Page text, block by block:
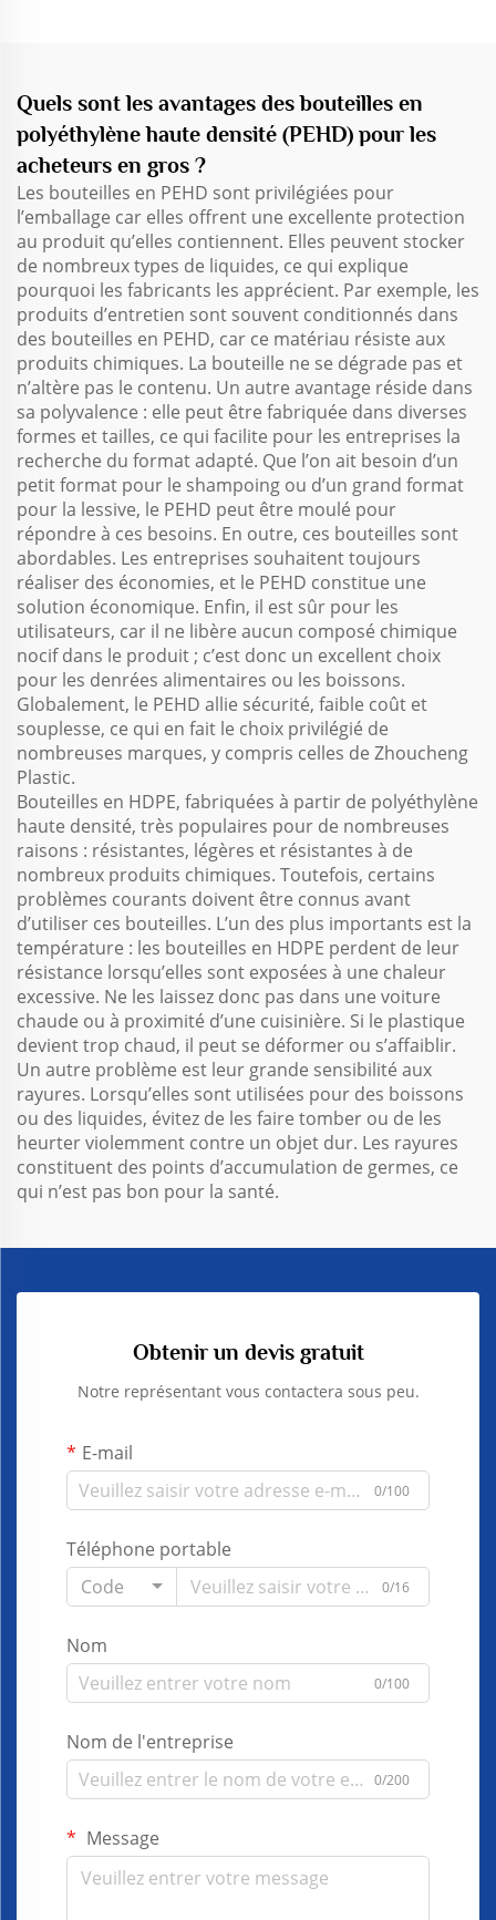
Quels sont les avantages des bouteilles en
polyéthylène haute densité (PEHD) pour les
acheteurs en gros ?
Les bouteilles en PEHD sont privilégiées pour
l’emballage car elles offrent une excellente protection
au produit qu’elles contiennent. Elles peuvent stocker
de nombreux types de liquides, ce qui explique
pourquoi les fabricants les apprécient. Par exemple, les
produits d’entretien sont souvent conditionnés dans
des bouteilles en PEHD, car ce matériau résiste aux
produits chimiques. La bouteille ne se dégrade pas et
n’altère pas le contenu. Un autre avantage réside dans
sa polyvalence : elle peut être fabriquée dans diverses
formes et tailles, ce qui facilite pour les entreprises la
recherche du format adapté. Que l’on ait besoin d’un
petit format pour le shampoing ou d’un grand format
pour la lessive, le PEHD peut être moulé pour
répondre à ces besoins. En outre, ces bouteilles sont
abordables. Les entreprises souhaitent toujours
réaliser des économies, et le PEHD constitue une
solution économique. Enfin, il est sûr pour les
utilisateurs, car il ne libère aucun composé chimique
nocif dans le produit ; c’est donc un excellent choix
pour les denrées alimentaires ou les boissons.
Globalement, le PEHD allie sécurité, faible coût et
souplesse, ce qui en fait le choix privilégié de
nombreuses marques, y compris celles de Zhoucheng
Plastic.
Bouteilles en HDPE, fabriquées à partir de polyéthylène
haute densité, très populaires pour de nombreuses
raisons : résistantes, légères et résistantes à de
nombreux produits chimiques. Toutefois, certains
problèmes courants doivent être connus avant
d’utiliser ces bouteilles. L’un des plus importants est la
température : les bouteilles en HDPE perdent de leur
résistance lorsqu’elles sont exposées à une chaleur
excessive. Ne les laissez donc pas dans une voiture
chaude ou à proximité d’une cuisinière. Si le plastique
devient trop chaud, il peut se déformer ou s’affaiblir.
Un autre problème est leur grande sensibilité aux
rayures. Lorsqu’elles sont utilisées pour des boissons
ou des liquides, évitez de les faire tomber ou de les
heurter violemment contre un objet dur. Les rayures
constituent des points d’accumulation de germes, ce
qui n’est pas bon pour la santé.
Obtenir un devis gratuit
Notre représentant vous contactera sous peu.
E-mail
0/100
Téléphone portable
Code
0/16
Nom
0/100
Nom de l'entreprise
0/200
Message